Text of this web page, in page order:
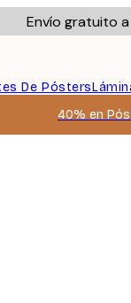
Envío gratuito
De Pósters
40% en